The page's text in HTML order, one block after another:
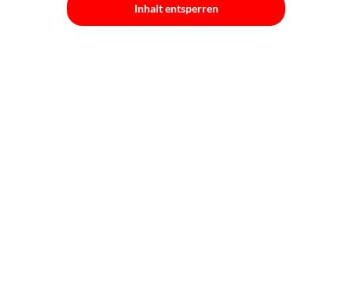
Inhalt entsperren